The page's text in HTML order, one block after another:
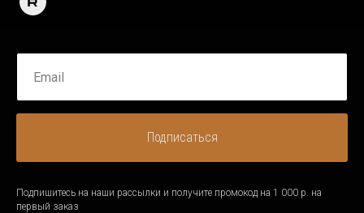
Подписаться
Подпишитесь на наши рассылки и получите промокод на 1 000 р. на
первый заказ